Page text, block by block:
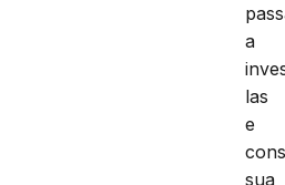
a
las
e
sua